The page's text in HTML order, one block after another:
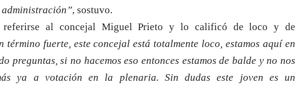
, sostuvo.
al concejal Miguel Prieto y lo calificó de loco y de
término fuerte, este concejal está totalmente loco, estamos aquí en
preguntas, si no hacemos eso entonces estamos de balde y no nos
ya a votación en la plenaria. Sin dudas este joven es un